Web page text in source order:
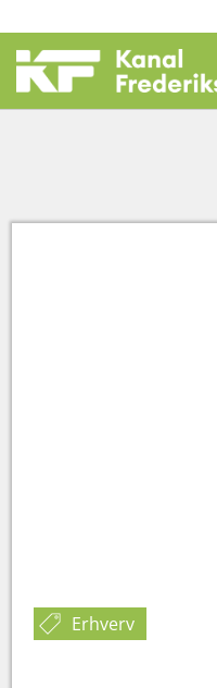
Erhverv